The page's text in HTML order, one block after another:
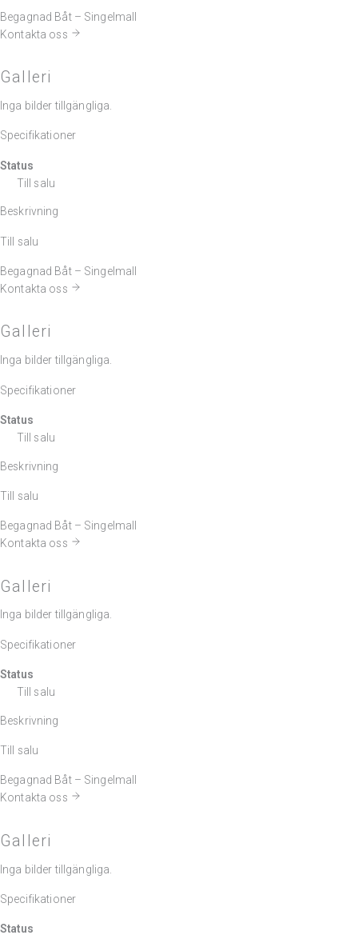
Begagnad Båt – Singelmall
Kontakta oss
Galleri
Inga bilder tillgängliga.
Specifikationer
Status
Till salu
Beskrivning
Till salu
Begagnad Båt – Singelmall
Kontakta oss
Galleri
Inga bilder tillgängliga.
Specifikationer
Status
Till salu
Beskrivning
Till salu
Begagnad Båt – Singelmall
Kontakta oss
Galleri
Inga bilder tillgängliga.
Specifikationer
Status
Till salu
Beskrivning
Till salu
Begagnad Båt – Singelmall
Kontakta oss
Galleri
Inga bilder tillgängliga.
Specifikationer
Status